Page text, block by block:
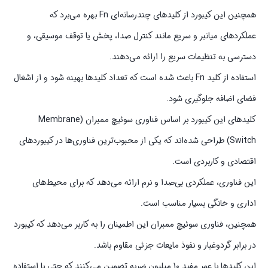
همچنین این کیبورد از کلیدهای چندرسانه‌ای Fn بهره می‌برد که
عملکردهای میانبر و سریع مانند کنترل صدا، پخش یا توقف موسیقی، و
دسترسی به تنظیمات سریع را ارائه می‌دهند.
استفاده از کلید Fn باعث شده است که تعداد کلیدها بهینه شود و از اشغال
فضای اضافه جلوگیری شود.
کلیدهای این کیبورد بر اساس فناوری سوئیچ ممبران (Membrane
Switch) طراحی شده‌اند که یکی از محبوب‌ترین فناوری‌ها در کیبوردهای
اقتصادی و کاربردی است.
این فناوری، عملکردی بی‌صدا و نرم ارائه می‌دهد که برای محیط‌های
اداری و خانگی بسیار مناسب است.
همچنین، فناوری سوئیچ ممبران این اطمینان را به کاربر می‌دهد که کیبورد
در برابر گردوغبار و نفوذ مایعات جزئی مقاوم باشد.